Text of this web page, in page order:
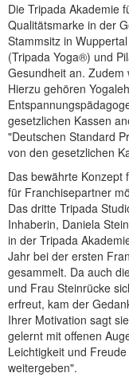
Die Tripada Akademie
Qualitätsmarke in der
Stammsitz in
(Tripada Yoga®) und
Gesundheit an. Zudem
Hierzu gehören
gesetzlichen Kassen
"Deutschen Standard
von den gesetzlichen
Das bewährte Konzept
für Franchisepartner
Das dritte Tripada
Inhaberin, Daniela
in der Tripada
Jahr bei der ersten
gesammelt. Da auch
und Frau Steinrücke
erfreut, kam der
Ihrer Motivation sagt
gelernt mit offenen
Leichtigkeit und
weitergeben".